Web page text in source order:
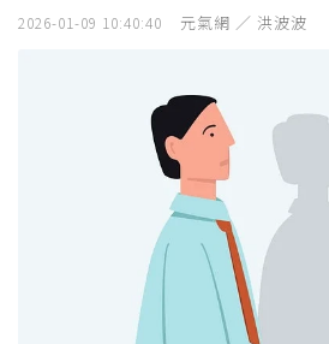
2026-01-09 10:40:40 元氣網 ／ 洪波波